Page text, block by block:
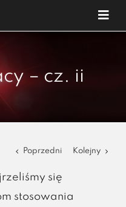
– cz. ii
Poprzedni Kolejny
się
stosowania